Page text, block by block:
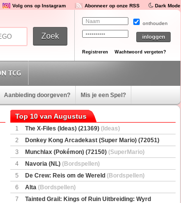
Volg ons op Instagram Abonneer op onze RSS Dark Mode
onthouden
Registreren Wachtwoord vergeten?
TCG
Aanbieding doorgeven? Mis je een Spel?
Top 10 van Augustus
1 The X-Files (Ideas) (21369) (Ideas)
2
Donkey Kong Arcadekast (Super Mario) (72051)
(SuperMario)
3 Munchlax (Pokémon) (72150) (SuperMario)
4
Navoria (NL) (Bordspellen)
5
De Crew: Reis om de Wereld (Bordspellen)
6
Alta (Bordspellen)
7
Tainted Grail: Kings of Ruin Uitbreiding: Wyrd